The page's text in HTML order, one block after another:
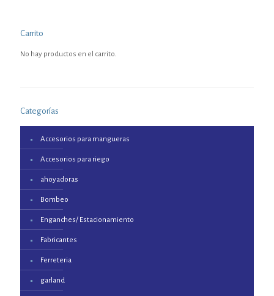
Carrito
No hay productos en el carrito.
Categorías
Accesorios para mangueras
Accesorios para riego
ahoyadoras
Bombeo
Enganches/ Estacionamiento
Fabricantes
Ferreteria
garland